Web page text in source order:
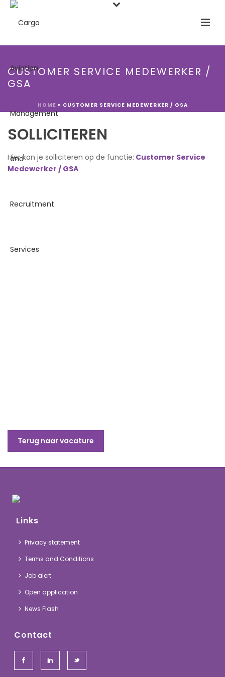
CUSTOMER SERVICE MEDEWERKER /
GSA
HOME » CUSTOMER SERVICE MEDEWERKER / GSA
SOLLICITEREN
Hier kan je solliciteren op de functie: Customer Service
Medewerker / GSA
Terug naar vacature
Links
Privacy statement
Terms and Conditions
Job alert
Open application
News Flash
Contact